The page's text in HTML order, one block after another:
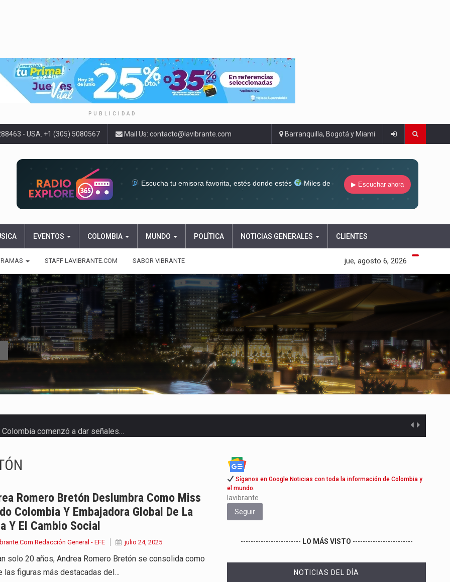
PUBLICIDAD
- USA. +1 (305) 5080567 Mail Us: contacto@lavibrante.com Barranquilla, Bogotá y Miami
Escucha tu emisora favorita, estés donde estés
Miles de
▶ Escuchar ahora
EVENTOS COLOMBIA MUNDO POLÍTICA NOTICIAS GENERALES CLIENTES
STAFF LAVIBRANTE.COM SABOR VIBRANTE jue, agosto 6, 2026
comenzó a dar señales…
el próximo 16 de…
el equipo de…
marcha un amplio plan…
con condiciones de…
en MT4 es…
Romero Bretón Deslumbra Como Miss
Colombia Y Embajadora Global De La
Y El Cambio Social
Redacción General - EFE julio 24, 2025
solo 20 años, Andrea Romero Bretón se consolida como
las figuras más destacadas del…
Síganos en Google Noticias con toda la información de Colombia y
el mundo.
lavibrante
Seguir
------------------------ LO MÁS VISTO ------------------------
NOTICIAS DEL DÍA